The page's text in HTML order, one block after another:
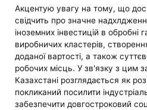
Акцентую увагу на тому, що
свідчить про значне
іноземних інвестицій в обробні
виробничих кластерів,
доданої вартості, а також
робочих місць. У зв'язку з цим
Казахстані розглядається як
покликаний посилити
забезпечити довгостроковий